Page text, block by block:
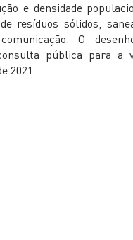
e densidade
resíduos sólidos,
O
pública para a
2021.